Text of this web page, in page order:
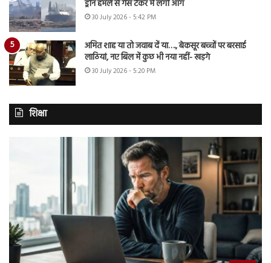
ड्रोन हमले से गैस टैंकर में लगी आग
30 July 2026 - 5:42 PM
अमित शाह या तो जवाब दें या…., बेकसूर बच्चों पर बरसाई
लाठियां, नए बिल में कुछ भी नया नहीं- खड़गे
30 July 2026 - 5:20 PM
शिक्षा